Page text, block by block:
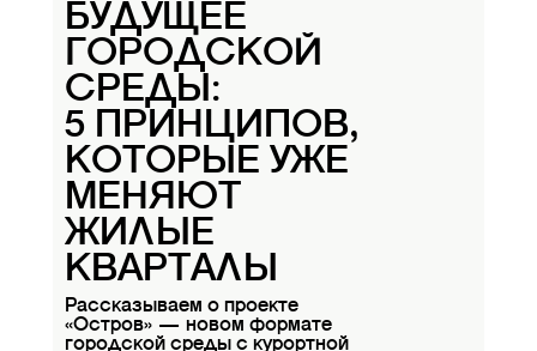
БУДУЩЕЕ
ГОРОДСКОЙ
СРЕДЫ:
5 ПРИНЦИПОВ,
КОТОРЫЕ УЖЕ
МЕНЯЮТ
ЖИЛЫЕ
КВАРТАЛЫ
Рассказываем о проекте
«Остров» — новом формате
городской среды с курортной